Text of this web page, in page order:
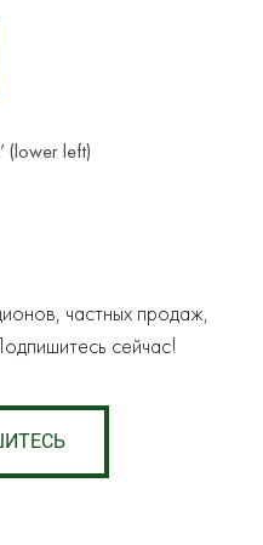
(lower left)
частных продаж,
сейчас!